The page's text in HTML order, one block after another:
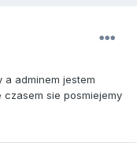
adminem jestem
sie posmiejemy